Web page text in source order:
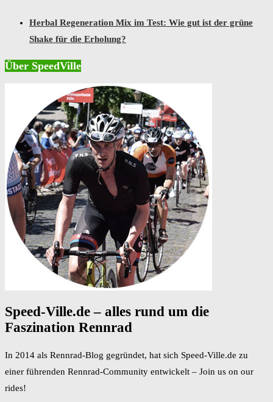
Herbal Regeneration Mix im Test: Wie gut ist der grüne
Shake für die Erholung?
Über SpeedVille
Speed-Ville.de – alles rund um die
Faszination Rennrad
In 2014 als Rennrad-Blog gegründet, hat sich Speed-Ville.de zu
einer führenden Rennrad-Community entwickelt – Join us on our
rides!